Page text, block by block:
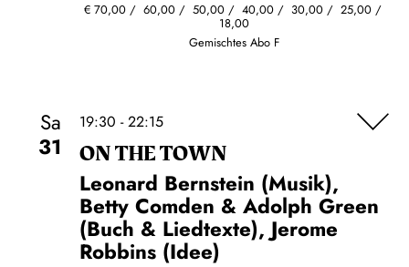
€ 70,00 60,00 50,00 40,00 30,00 25,00
18,00
Gemischtes Abo F
Sa
31
19:30 - 22:15
ON THE TOWN
Leonard Bernstein (Musik),
Betty Comden & Adolph Green
(Buch & Liedtexte), Jerome
Robbins (Idee)